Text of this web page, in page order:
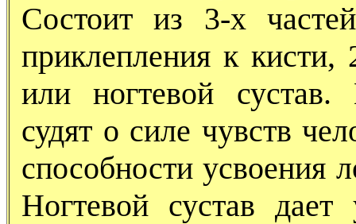
Состоит из 3-х
приклепления к
или ногтевой сустав.
судят о силе чувств
способности усвоения
Ногтевой сустав дает